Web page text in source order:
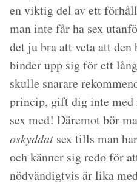
en viktig del av ett
man inte får ha sex
det ju bra att veta att
binder upp sig för ett
skulle snarare
princip, gift dig inte med
sex med! Däremot bör
oskyddat sex tills man
och känner sig redo för
nödvändigtvis är lika